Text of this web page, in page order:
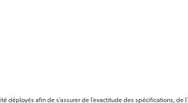
déployés afin de s’assurer de l’exactitude des spécifications,